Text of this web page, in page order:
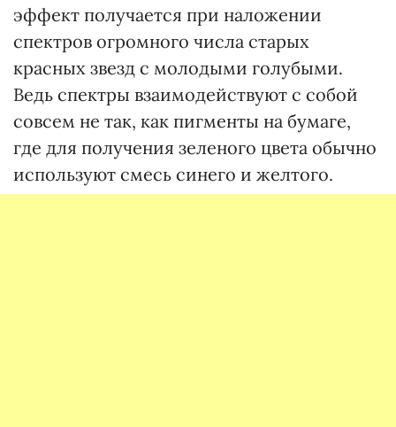
эффект получается при наложении
спектров огромного числа старых
красных звезд с молодыми голубыми.
Ведь спектры взаимодействуют с собой
совсем не так, как пигменты на бумаге,
где для получения зеленого цвета обычно
используют смесь синего и желтого.